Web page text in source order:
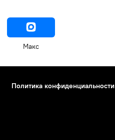
Макс
Политика конфиденциальности